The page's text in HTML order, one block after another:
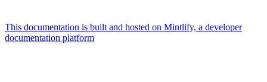
This documentation is built and hosted on Mintlify, a developer
documentation platform